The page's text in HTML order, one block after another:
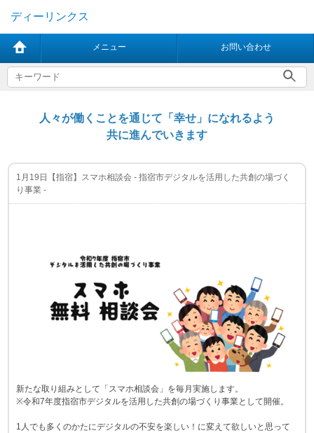
ディーリンクス
メニュー お問い合わせ
人々が働くことを通じて「幸せ」になれるよう
共に進んでいきます
1月19日【指宿】スマホ相談会 - 指宿市デジタルを活用した共創の場づく
り事業 -
新たな取り組みとして「スマホ相談会」を毎月実施します。
※令和7年度指宿市デジタルを活用した共創の場づくり事業として開催。
1人でも多くのかたにデジタルの不安を楽しい！に変えて欲しいと思って